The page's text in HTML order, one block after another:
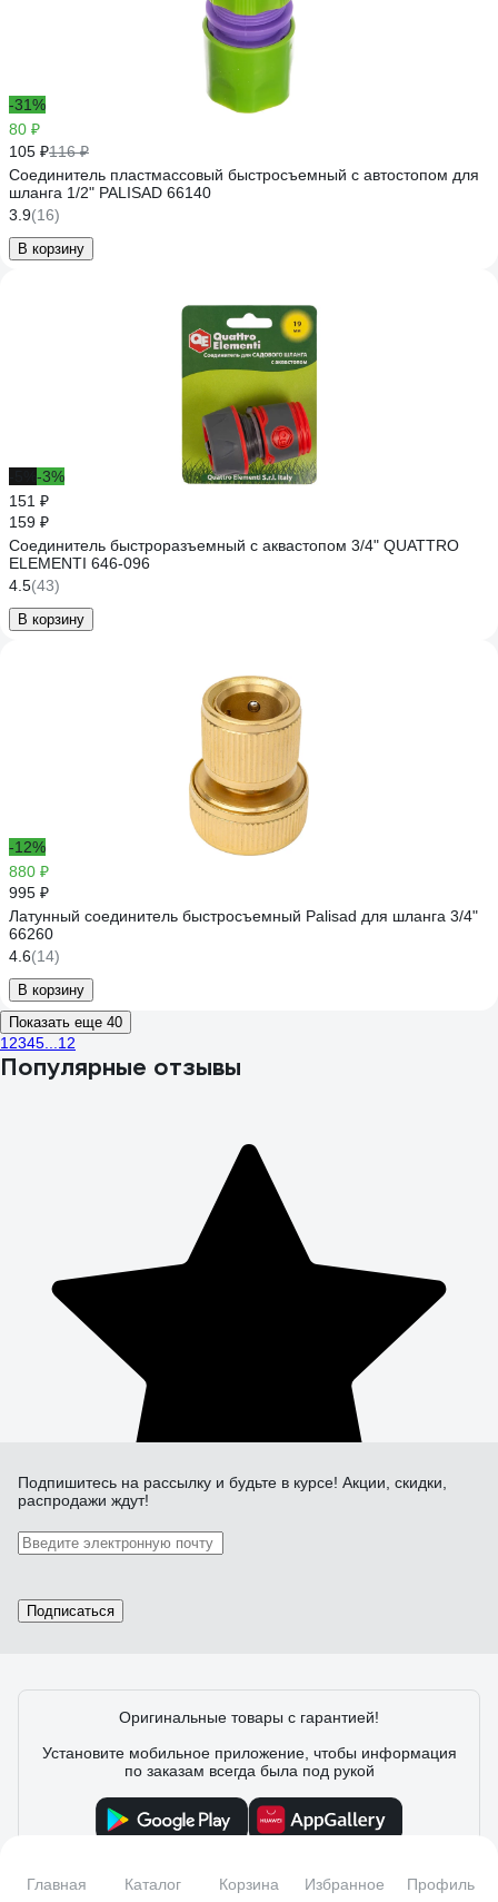
Главная Каталог Корзина Избранное Профиль
-31%
80 ₽
105 ₽116 ₽
Соединитель пластмассовый быстросъемный с автостопом для
шланга 1/2" PALISAD 66140
3.9(16)
В корзину
-3%
151 ₽
159 ₽
Соединитель быстроразъемный с аквастопом 3/4" QUATTRO
ELEMENTI 646-096
4.5(43)
В корзину
-12%
880 ₽
995 ₽
Латунный соединитель быстросъемный Palisad для шланга 3/4"
66260
4.6(14)
В корзину
Показать еще 40
1 2345 12
Популярные отзывы
Подпишитесь на рассылку и будьте в курсе! Акции, скидки,
распродажи ждут!
Подписаться
Оригинальные товары с гарантией!
Установите мобильное приложение, чтобы информация
по заказам всегда была под рукой